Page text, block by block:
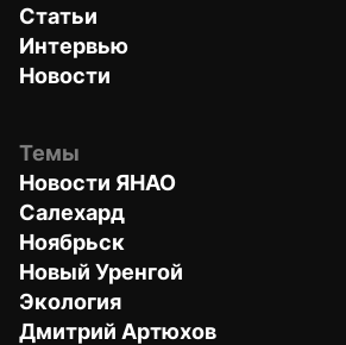
Статьи
Интервью
Новости
Темы
Новости ЯНАО
Салехард
Ноябрьск
Новый Уренгой
Экология
Дмитрий Артюхов